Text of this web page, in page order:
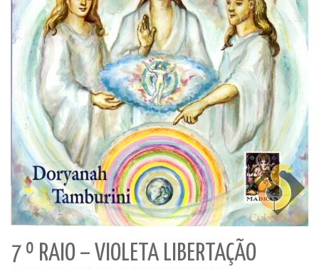
7 º RAIO – VIOLETA LIBERTAÇÃO